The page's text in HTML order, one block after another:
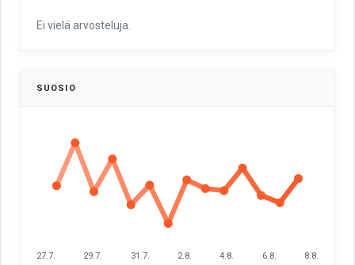
Ei vielä arvosteluja.
SUOSIO
27.7. 29.7. 31.7. 2.8. 4.8. 6.8. 8.8.